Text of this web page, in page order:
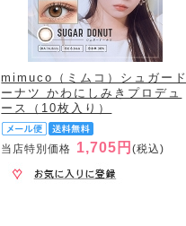
mimuco（ミムコ）シュガード
ーナツ かわにしみきプロデュ
ース（10枚入り）
当店特別価格 1,705円(税込)